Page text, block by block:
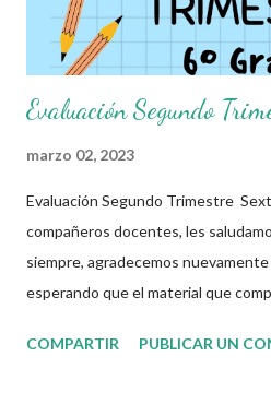
Evaluación Segundo Trimestre 4to
Evaluación Segundo
marzo 02, 2023
Evaluación Segundo Trimestre
compañeros docentes, les
siempre, agradecemos
esperando que el material que
compartir con ustedes este
COMPARTIR PUBLICAR UN